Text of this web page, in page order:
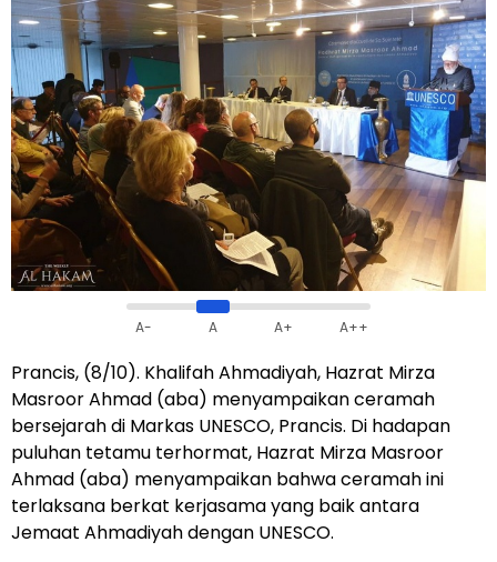
A- A A+ A++
Prancis, (8/10). Khalifah Ahmadiyah, Hazrat Mirza
Masroor Ahmad (aba) menyampaikan ceramah
bersejarah di Markas UNESCO, Prancis. Di hadapan
puluhan tetamu terhormat, Hazrat Mirza Masroor
Ahmad (aba) menyampaikan bahwa ceramah ini
terlaksana berkat kerjasama yang baik antara
Jemaat Ahmadiyah dengan UNESCO.